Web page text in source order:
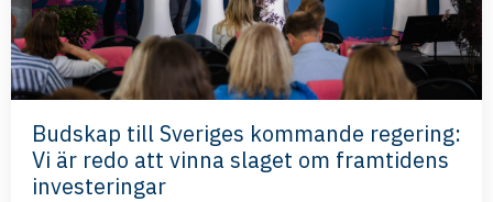
Budskap till Sveriges kommande regering:
Vi är redo att vinna slaget om framtidens
investeringar